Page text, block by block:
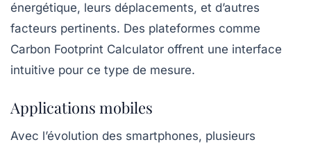
énergétique, leurs déplacements, et d’autres
facteurs pertinents. Des plateformes comme
Carbon Footprint Calculator offrent une interface
intuitive pour ce type de mesure.
Applications mobiles
Avec l’évolution des smartphones, plusieurs